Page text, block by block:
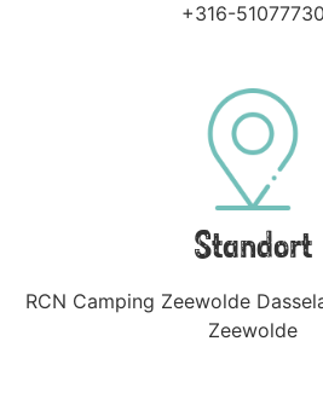
+316-51077730
Standort
RCN Camping Zeewolde
Zeewolde